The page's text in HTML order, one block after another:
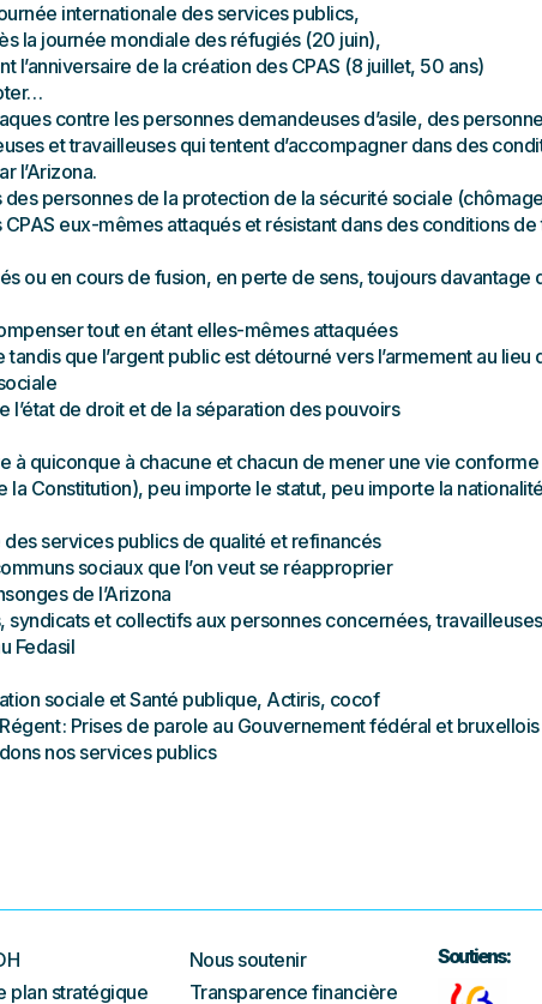
internationale des services publics,
la journée mondiale des réfugiés (20 juin),
l’anniversaire de la création des CPAS (8 juillet, 50 ans)
contre les personnes demandeuses d’asile, des
et travailleuses qui tentent d’accompagner dans des
l’Arizona.
personnes de la protection de la sécurité sociale
eux-mêmes attaqués et résistant dans des conditions de
ou en cours de fusion, en perte de sens, toujours
tout en étant elles-mêmes attaquées
tandis que l’argent public est détourné vers l’armement au
l’état de droit et de la séparation des pouvoirs
à quiconque à chacune et chacun de mener une vie conforme
la Constitution), peu importe le statut, peu importe la
services publics de qualité et refinancés
sociaux que l’on veut se réapproprier
de l’Arizona
syndicats et collectifs aux personnes concernées,
Fedasil
sociale et Santé publique, Actiris, cocof
: Prises de parole au Gouvernement fédéral et bruxellois
nos services publics
Nous soutenir
plan stratégique
Transparence financière
Soutiens: